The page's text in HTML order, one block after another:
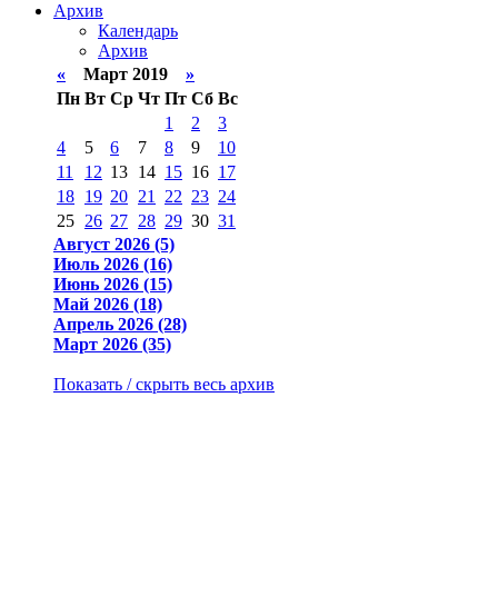
Архив
Календарь
Архив
« Март 2019 »
Пн Вт Ср Чт Пт Сб Вс
1
2
3
4
5 6 7 8 9
10
11
12 13 14 15 16 17
18 19 20 21 22 23 24
25 26 27 28 29 30 31
Август 2026 (5)
Июль 2026 (16)
Июнь 2026 (15)
Май 2026 (18)
Апрель 2026 (28)
Март 2026 (35)
Показать / скрыть весь архив